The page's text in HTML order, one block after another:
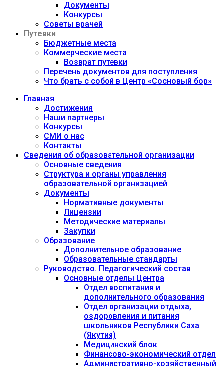
Документы
Конкурсы
Советы врачей
Путевки
Бюджетные места
Коммерческие места
Возврат путевки
Перечень документов для поступления
Что брать с собой в Центр «Сосновый бор»
Главная
Достижения
Наши партнеры
Конкурсы
СМИ о нас
Контакты
Сведения об образовательной организации
Основные сведения
Структура и органы управления
образовательной организацией
Документы
Нормативные документы
Лицензии
Методические материалы
Закупки
Образование
Дополнительное образование
Образовательные стандарты
Руководство. Педагогический состав
Основные отделы Центра
Отдел воспитания и
дополнительного образования
Отдел организации отдыха,
оздоровления и питания
школьников Республики Саха
(Якутия)
Медицинский блок
Финансово-экономический отдел
Административно-хозяйственный